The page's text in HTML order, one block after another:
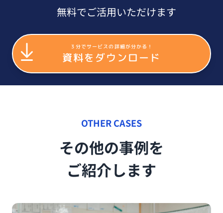
無料でご活用いただけます
３分でサービスの詳細が分かる！
資料をダウンロード
OTHER CASES
その他の事例を
ご紹介します